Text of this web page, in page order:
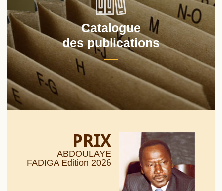
Catalogue
des publications
PRIX
ABDOULAYE
FADIGA Edition 2026